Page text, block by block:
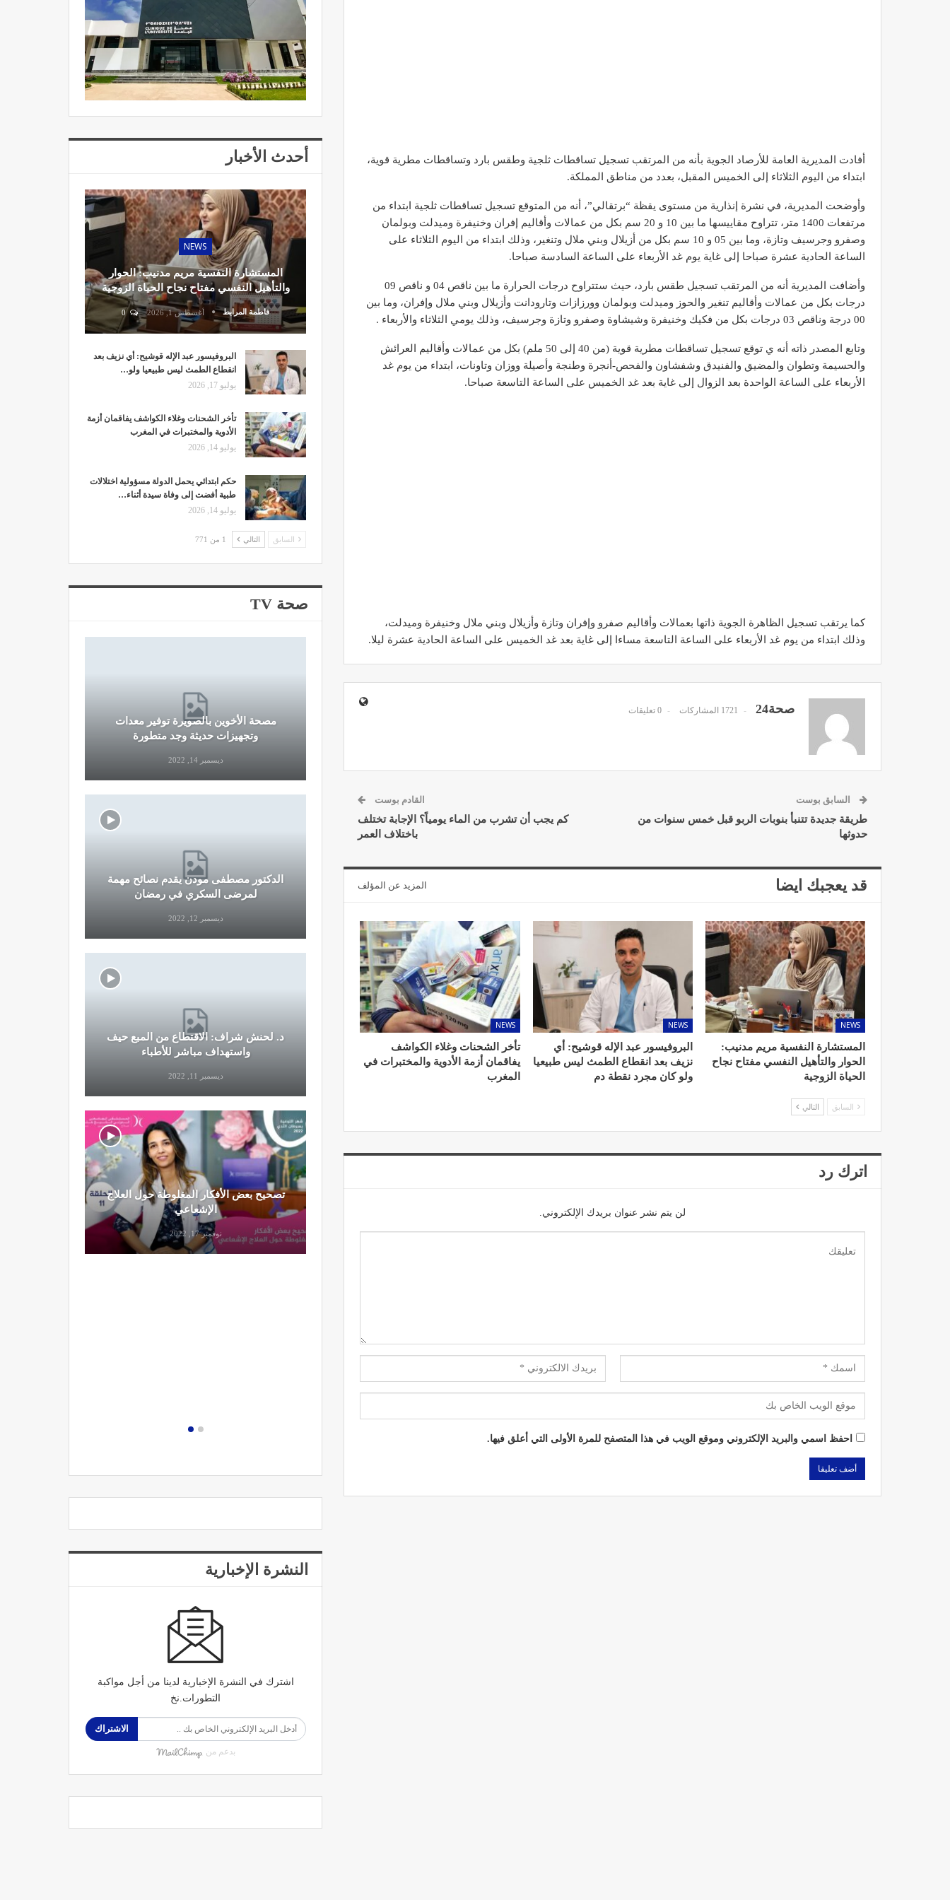
أفادت المديرية العامة للأرصاد الجوية بأنه من المرتقب تسجيل تساقطات ثلجية وطقس بارد وتساقطات مطرية قوية،
ابتداء من اليوم الثلاثاء إلى الخميس المقبل، بعدد من مناطق المملكة.
وأوضحت المديرية، في نشرة إنذارية من مستوى يقظة “برتقالي”، أنه من المتوقع تسجيل تساقطات ثلجية ابتداء من
مرتفعات 1400 متر، تتراوح مقاييسها ما بين 10 و 20 سم بكل من عمالات وأقاليم إفران وخنيفرة وميدلت وبولمان
وصفرو وجرسيف وتازة، وما بين 05 و 10 سم بكل من أزيلال وبني ملال وتنغير، وذلك ابتداء من اليوم الثلاثاء على
الساعة الحادية عشرة صباحا إلى غاية يوم غد الأربعاء على الساعة السادسة صباحا.
وأضافت المديرية أنه من المرتقب تسجيل طقس بارد، حيث ستتراوح درجات الحرارة ما بين ناقص 04 و ناقص 09
درجات بكل من عمالات وأقاليم تنغير والحوز وميدلت وبولمان وورزازات وتارودانت وأزيلال وبني ملال وإفران، وما بين
00 درجة وناقص 03 درجات بكل من فكيك وخنيفرة وشيشاوة وصفرو وتازة وجرسيف، وذلك يومي الثلاثاء والأربعاء .
وتابع المصدر ذاته أنه ي توقع تسجيل تساقطات مطرية قوية (من 40 إلى 50 ملم) بكل من عمالات وأقاليم العرائش
والحسيمة وتطوان والمضيق والفنيدق وشفشاون والفحص-أنجرة وطنجة وأصيلة ووزان وتاونات، ابتداء من يوم غد
الأربعاء على الساعة الواحدة بعد الزوال إلى غاية بعد غد الخميس على الساعة التاسعة صباحا.
كما يرتقب تسجيل الظاهرة الجوية ذاتها بعمالات وأقاليم صفرو وإفران وتازة وأزيلال وبني ملال وخنيفرة وميدلت،
وذلك ابتداء من يوم غد الأربعاء على الساعة التاسعة مساءا إلى غاية بعد غد الخميس على الساعة الحادية عشرة ليلا.
صحة24 1721 المشاركات 0 تعليقات
السابق بوست
طريقة جديدة تتنبأ بنوبات الربو قبل خمس سنوات من
حدوثها
القادم بوست
كم يجب أن تشرب من الماء يومياً؟ الإجابة تختلف
باختلاف العمر
قد يعجبك ايضا المزيد عن المؤلف
NEWS
المستشارة النفسية مريم مدنيب:
الحوار والتأهيل النفسي مفتاح نجاح
الحياة الزوجية
NEWS
البروفيسور عبد الإله قوشيح: أي
نزيف بعد انقطاع الطمث ليس طبيعيا
ولو كان مجرد نقطة دم
NEWS
تأخر الشحنات وغلاء الكواشف
يفاقمان أزمة الأدوية والمختبرات في
المغرب
السابق التالي
اترك رد
لن يتم نشر عنوان بريدك الإلكتروني.
احفظ اسمي والبريد الإلكتروني وموقع الويب في هذا المتصفح للمرة الأولى التي أعلق فيها.
أحدث الأخبار
NEWS
المستشارة النفسية مريم مدنيب: الحوار
والتأهيل النفسي مفتاح نجاح الحياة الزوجية
فاطمة المرابط أغسطس 1, 2026 0
البروفيسور عبد الإله قوشيح: أي نزيف بعد
انقطاع الطمث ليس طبيعيا ولو…
يوليو 17, 2026
تأخر الشحنات وغلاء الكواشف يفاقمان أزمة
الأدوية والمختبرات في المغرب
يوليو 14, 2026
حكم ابتدائي يحمل الدولة مسؤولية اختلالات
طبية أفضت إلى وفاة سيدة أثناء…
يوليو 14, 2026
السابق التالي 1 من 771
صحة TV
واستهداف مباشر للأطباء
ديسمبر 11, 2022
الإشعاعي
نوفمبر 17, 2022
نصائح وإرشادات صحية هامة للحفاظ على
التوازن الغذائي خلال شهر…
النظام الغذائي والصحة: دور التغذية في
تعزيز الصحة العامة
يونيو 5, 2023
مصحة الجامعة بأكادير.. منشأة طبيـة بمعايير
ديسمبر 20, 2022
مصحة الأخوين بالصويرة توفير معدات
وتجهيزات حديثة وجد متطورة
ديسمبر 14, 2022
الدكتور مصطفى مودن يقدم نصائح مهمة
لمرضى السكري في رمضان
ديسمبر 12, 2022
د. لحنش شراف: الاقتطاع من المبع حيف
واستهداف مباشر للأطباء
ديسمبر 11, 2022
تصحيح بعض الأفكار المغلوطة حول العلاج
الإشعاعي
نوفمبر 17, 2022
النشرة الإخبارية
اشترك في النشرة الإخبارية لدينا من أجل مواكبة
التطورات.نخ
الاشتراك
بدعم من